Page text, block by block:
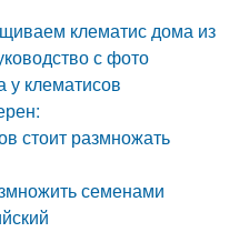
клематис дома из
с фото
у клематисов
стоит размножать
семенами